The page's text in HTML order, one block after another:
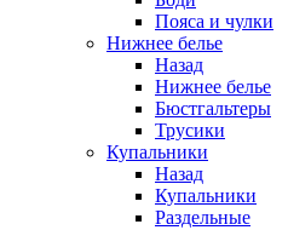
Пояса и чулки
Нижнее белье
Назад
Нижнее белье
Бюстгальтеры
Трусики
Купальники
Назад
Купальники
Раздельные